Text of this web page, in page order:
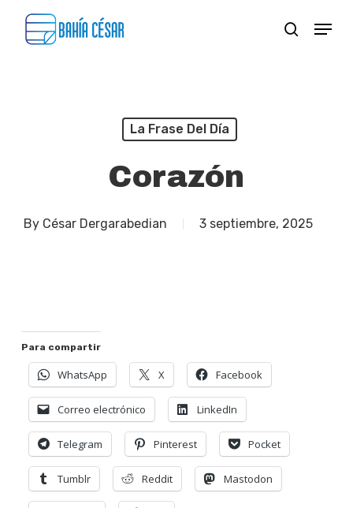
search
Menu
La Frase Del Día
Corazón
By César Dergarabedian 3 septiembre, 2025
Para compartir
WhatsApp X Facebook
Correo electrónico LinkedIn
Telegram Pinterest Pocket
Tumblr Reddit Mastodon